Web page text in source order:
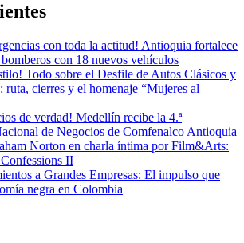
con toda la actitud! Antioquia fortalece
con 18 nuevos vehículos
Todo sobre el Desfile de Autos Clásicos y
ruta, cierres y el homenaje “Mujeres al
de verdad! Medellín recibe la 4.ª
de Negocios de Comfenalco Antioquia
Norton en charla íntima por Film&Arts:
II
a Grandes Empresas: El impulso que
negra en Colombia